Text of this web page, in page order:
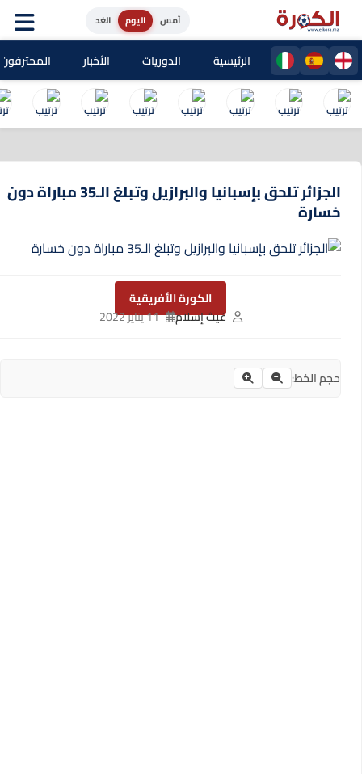
اليوم الغد
الرئيسية الدوريات الأخبار المحترفون
الجزائر تلحق بإسبانيا والبرازيل وتبلغ الـ35 مباراة دون
خسارة
الكورة الأفريقية
غيث إسلام
11 يناير 2022
حجم الخط: